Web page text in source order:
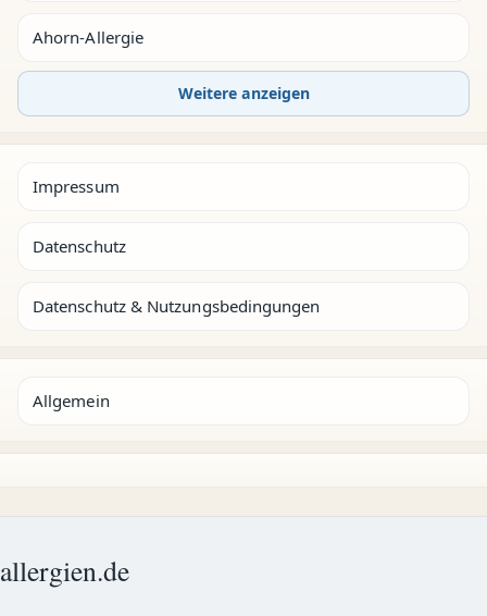
Ahorn-Allergie
Weitere anzeigen
Impressum
Datenschutz
Datenschutz & Nutzungsbedingungen
Allgemein
allergien.de